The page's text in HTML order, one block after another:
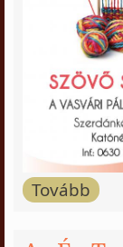
Tovább